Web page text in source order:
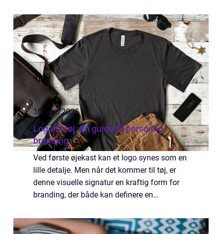
10 april 2025
Logo til tøj: En guide til personlig
branding
Ved første øjekast kan et logo synes som en
lille detalje. Men når det kommer til tøj, er
denne visuelle signatur en kraftig form for
branding, der både kan definere en
stærkere...